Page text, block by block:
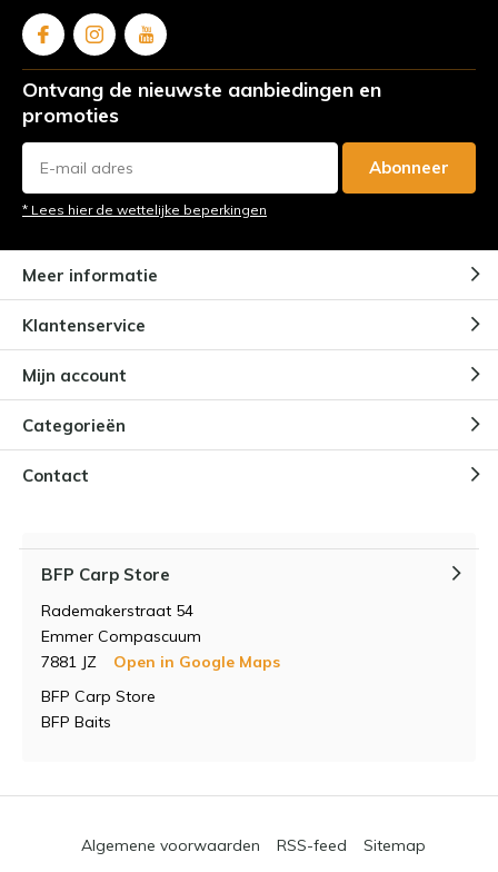
Ontvang de nieuwste aanbiedingen en
promoties
Abonneer
* Lees hier de wettelijke beperkingen
Meer informatie
Klantenservice
Mijn account
Categorieën
Contact
BFP Carp Store
Rademakerstraat 54
Emmer Compascuum
7881 JZ
Open in Google Maps
BFP Carp Store
BFP Baits
Algemene voorwaarden RSS-feed Sitemap